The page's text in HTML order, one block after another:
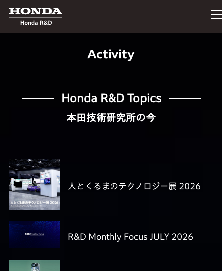
Activity
Honda R&D Topics
本田技術研究所の今
人とくるまのテクノロジー展 2026
R&D Monthly Focus JULY 2026